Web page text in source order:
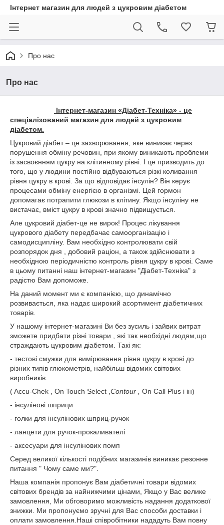
Інтернет магазин для людей з цукровим діабетом
Про нас
Про нас
Інтернет-магазин «Діабет-Техніка» - це
спеціалізований магазин для людей з цукровим
діабетом.
Цукровий діабет – це захворювання, яке виникає через
порушення обміну речовин, при якому виникають проблеми
із засвоєнням цукру на клітинному рівні. І це призводить до
того, що у людини постійно відбуваються різкі коливання
рівня цукру в крові. За що відповідає інсулін? Він керує
процесами обміну енергією в організмі. Цей гормон
допомагає потрапити глюкози в клітину. Якщо інсуліну не
вистачає, вміст цукру в крові значно підвищується.
Але цукровий діабет-це не вирок! Процес лікування
цукрового діабету передбачає самоорганізацію і
самодисципліну. Вам необхідно контролювати свій
розпорядок дня , добовий раціон, а також здійснювати з
необхідною періодичністю контроль рівня цукру в крові. Саме
в цьому питанні наш інтернет-магазин "Діабет-Техніка" з
радістю Вам допоможе.
На даний момент ми є компанією, що динамічно
розвивається, яка надає широкий асортимент діабетичних
товарів.
У нашому інтернет-магазині Ви без зусиль і зайвих витрат
зможете придбати різні товари , які так необхідні людям,що
страждають цукровим діабетом. Такі як:
- тестові смужки для вимірювання рівня цукру в крові до
різних типів глюкометрів, найбільш відомих світових
виробників.
( Accu-Chek , On Touch Select , Contour , On Call Plus і ін)
- інсулінові шприци
- голки для інсулінових шприц-ручок
- ланцети для ручок-прокаливателі
- аксесуари для інсулінових помп
Серед великої кількості подібних магазинів виникає резонне
питання " Чому саме ми?".
Наша компанія пропонує Вам діабетичні товари відомих
світових брендів за найнижчими цінами, Якщо у Вас велике
замовлення, Ми обговоримо можливість надання додаткової
знижки. Ми пропонуємо зручні для Вас способи доставки і
оплати замовлення.Наші співробітники нададуть Вам повну